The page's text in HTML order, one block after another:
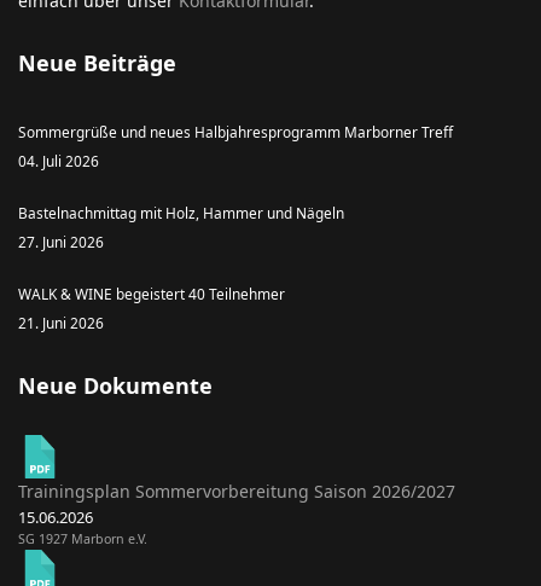
Neue Beiträge
Sommergrüße und neues Halbjahresprogramm Marborner Treff
04. Juli 2026
Bastelnachmittag mit Holz, Hammer und Nägeln
27. Juni 2026
WALK & WINE begeistert 40 Teilnehmer
21. Juni 2026
Neue Dokumente
Trainingsplan Sommervorbereitung Saison 2026/2027
15.06.2026
SG 1927 Marborn e.V.